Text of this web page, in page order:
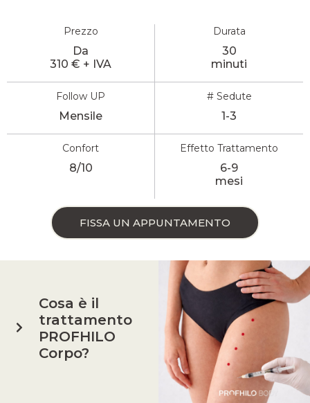
Prezzo
Da
310 € + IVA
Durata
30
minuti
Follow UP
Mensile
# Sedute
1-3
Confort
8/10
Effetto Trattamento
6-9
mesi
FISSA UN APPUNTAMENTO
Cosa è il
trattamento
PROFHILO
Corpo?